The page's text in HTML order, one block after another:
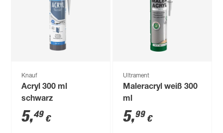
Knauf
Acryl 300 ml
schwarz
5,49 €
Ultrament
Maleracryl weiß 300
ml
5,99 €